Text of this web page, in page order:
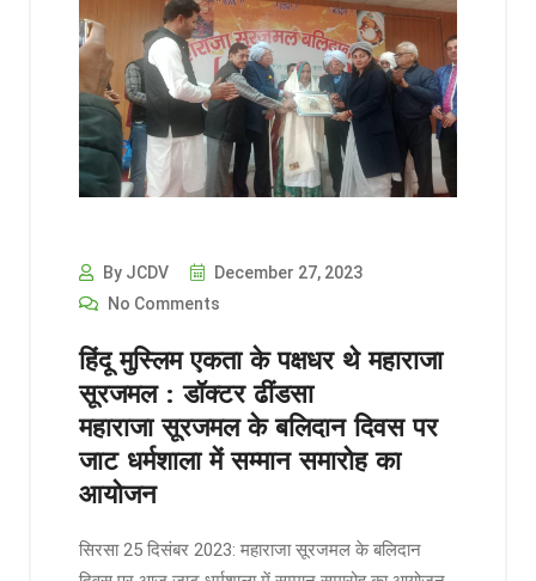
By JCDV
December 27, 2023
No Comments
हिंदू मुस्लिम एकता के पक्षधर थे महाराजा
सूरजमल : डॉक्टर ढींडसा
महाराजा सूरजमल के बलिदान दिवस पर
जाट धर्मशाला में सम्मान समारोह का
आयोजन
सिरसा 25 दिसंबर 2023: महाराजा सूरजमल के बलिदान